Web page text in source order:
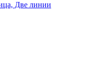
Две линии